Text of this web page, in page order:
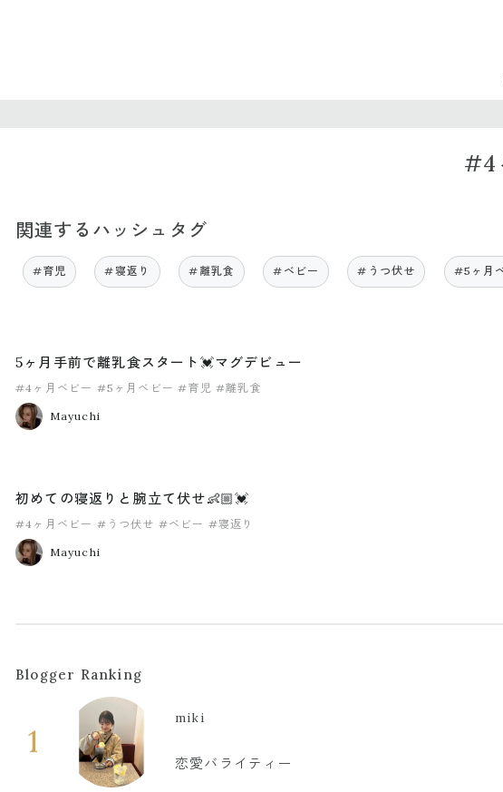
#4
関連するハッシュタグ
#育児 #寝返り #離乳食 #ベビー #うつ伏せ #5ヶ月
5ヶ月手前で離乳食スタート💓マグデビュー
#4ヶ月ベビー #5ヶ月ベビー #育児 #離乳食
Mayuchi
初めての寝返りと腕立て伏せ👶🏼💓
#4ヶ月ベビー #うつ伏せ #ベビー #寝返り
Mayuchi
Blogger Ranking
1
miki
恋愛バライティー